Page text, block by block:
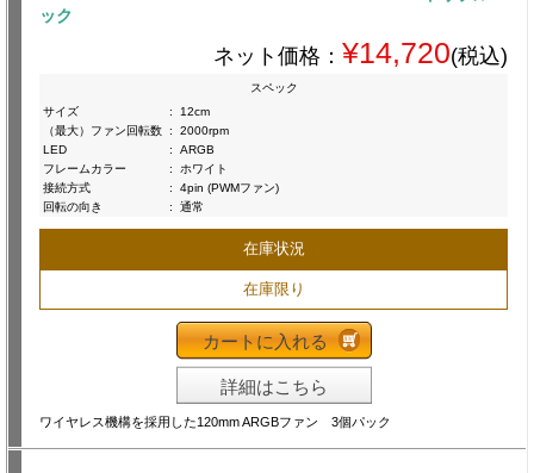
ック
ネット価格： ¥14,720(税込)
スペック
サイズ
:
12cm
（最大）ファン回転数 :
2000rpm
LED
:
ARGB
フレームカラー
:
ホワイト
接続方式
:
4pin (PWMファン)
回転の向き
: 通常
在庫状況
在庫限り
カートに入れる
詳細はこちら
ワイヤレス機構を採用した120mm ARGBファン 3個パック